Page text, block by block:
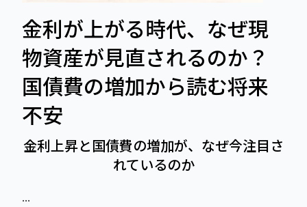
金利が上がる時代、なぜ現
物資産が見直されるのか？
国債費の増加から読む将来
不安
金利上昇と国債費の増加が、なぜ今注目さ
れているのか
...